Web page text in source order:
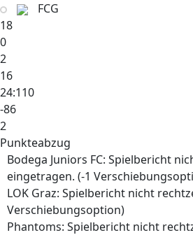
FCG
18
0
2
16
24:110
-86
2
Punkteabzug
Bodega Juniors FC: Spielbericht
eingetragen. (-1
LOK Graz: Spielbericht nicht
Verschiebungsoption)
Phantoms: Spielbericht nicht